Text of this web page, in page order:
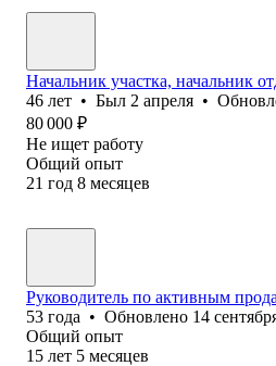
Начальник участка, начальник
46 лет • Был 2 апреля •
80 000 ₽
Не ищет работу
Общий опыт
21 год 8 месяцев
Руководитель по активным
53 года • Обновлено 14
Общий опыт
15 лет 5 месяцев